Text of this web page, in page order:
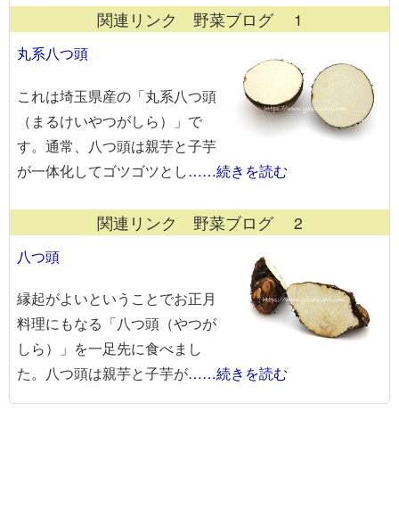
関連リンク 野菜ブログ 1
丸系八つ頭
これは埼玉県産の「丸系八つ頭
（まるけいやつがしら）」で
す。通常、八つ頭は親芋と子芋
が一体化してゴツゴツとし……続きを読む
関連リンク 野菜ブログ 2
八つ頭
縁起がよいということでお正月
料理にもなる「八つ頭（やつが
しら）」を一足先に食べまし
た。八つ頭は親芋と子芋が……続きを読む